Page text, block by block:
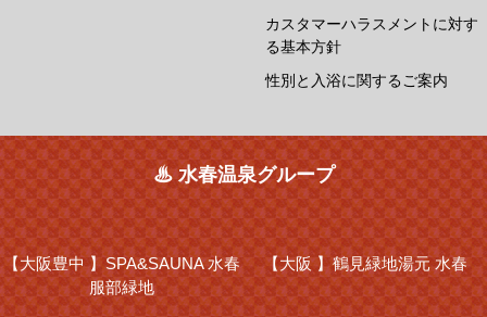
カスタマーハラスメントに対す
る基本方針
性別と入浴に関するご案内
♨ 水春温泉グループ
【大阪豊中 】SPA&SAUNA 水春
服部緑地
【大阪 】鶴見緑地湯元 水春